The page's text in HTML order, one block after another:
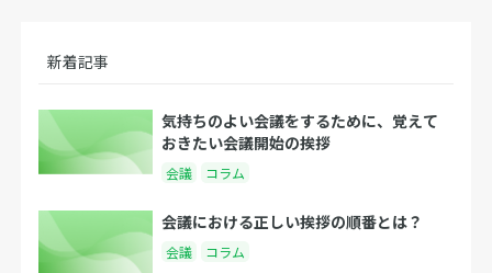
新着記事
気持ちのよい会議をするために、覚えて
おきたい会議開始の挨拶
会議 コラム
会議における正しい挨拶の順番とは？
会議 コラム